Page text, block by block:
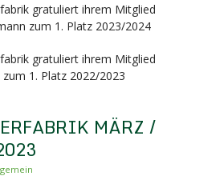
gratuliert ihrem Mitglied
zum 1. Platz 2023/2024
gratuliert ihrem Mitglied
1. Platz 2022/2023
MÄRZ /